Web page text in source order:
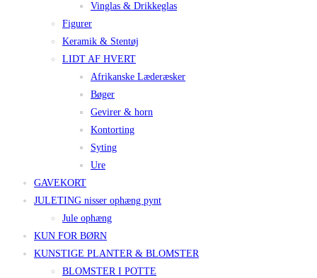
Vinglas & Drikkeglas
Figurer
Keramik & Stentøj
LIDT AF HVERT
Afrikanske Læderæsker
Bøger
Gevirer & horn
Kontorting
Syting
Ure
GAVEKORT
JULETING nisser ophæng pynt
Jule ophæng
KUN FOR BØRN
KUNSTIGE PLANTER & BLOMSTER
BLOMSTER I POTTE